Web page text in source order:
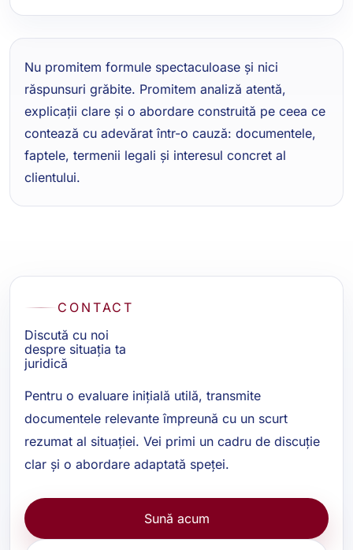
Nu promitem formule spectaculoase și nici
răspunsuri grăbite. Promitem analiză atentă,
explicații clare și o abordare construită pe ceea ce
contează cu adevărat într-o cauză: documentele,
faptele, termenii legali și interesul concret al
clientului.
CONTACT
Discută cu noi
despre situația ta
juridică
Pentru o evaluare inițială utilă, transmite
documentele relevante împreună cu un scurt
rezumat al situației. Vei primi un cadru de discuție
clar și o abordare adaptată speței.
Sună acum